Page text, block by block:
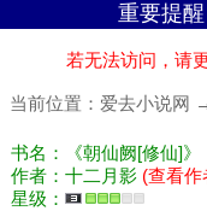
重要提
若无法访问，请
当前位置： 爱去小说网
书名：《朝仙阙[修仙]》
作者：十二月影 (查看作
星级：